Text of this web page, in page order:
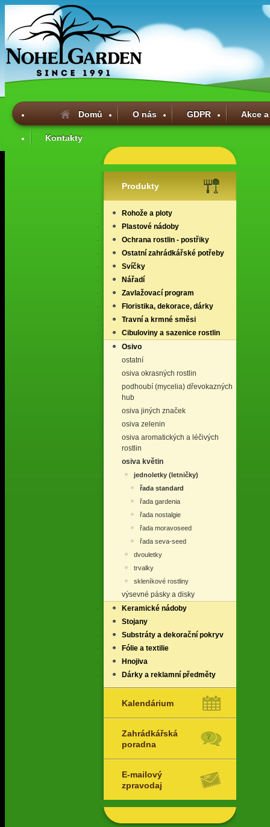
Domů O nás GDPR Akce
Kontakty
Produkty
Rohože a ploty
Plastové nádoby
Ochrana rostlin - postřiky
Ostatní zahrádkářské potřeby
Svíčky
Nářadí
Zavlažovací program
Floristika, dekorace, dárky
Travní a krmné směsi
Cibuloviny a sazenice rostlin
Osivo
ostatní
osiva okrasných rostlin
podhoubí (mycelia) dřevokazných
hub
osiva jiných značek
osiva zelenin
osiva aromatických a léčivých
rostlin
osiva květin
jednoletky (letničky)
řada standard
řada gardenia
řada nostalgie
řada moravoseed
řada seva-seed
dvouletky
trvalky
skleníkové rostliny
výsevné pásky a disky
Keramické nádoby
Stojany
Substráty a dekorační pokryv
Fólie a textilie
Hnojiva
Dárky a reklamní předměty
Kalendárium
Zahrádkářská
poradna
E-mailový
zpravodaj